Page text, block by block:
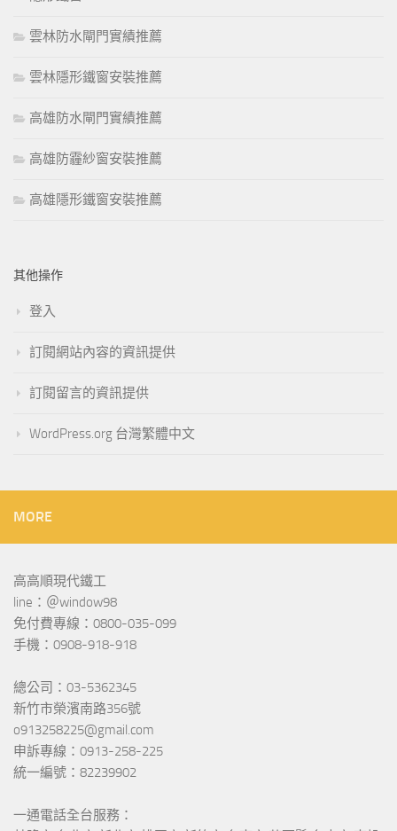
雲林防水閘門實績推薦
雲林隱形鐵窗安裝推薦
高雄防水閘門實績推薦
高雄防霾紗窗安裝推薦
高雄隱形鐵窗安裝推薦
其他操作
登入
訂閱網站內容的資訊提供
訂閱留言的資訊提供
WordPress.org 台灣繁體中文
MORE
高高順現代鐵工
line：＠window98
免付費專線：0800-035-099
手機：0908-918-918
總公司：03-5362345
新竹市榮濱南路356號
o913258225@gmail.com
申訴專線：0913-258-225
統一編號：82239902
一通電話全台服務：